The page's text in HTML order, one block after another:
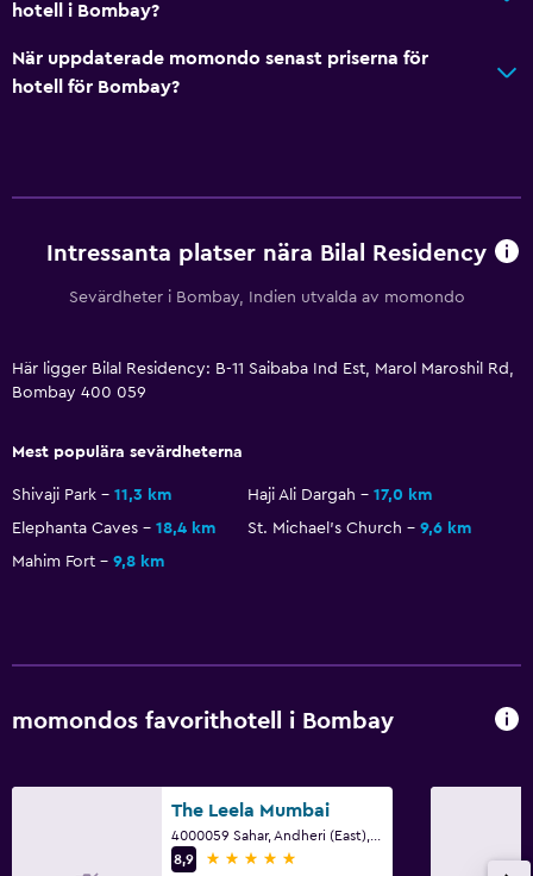
hotell i Bombay?
När uppdaterade momondo senast priserna för
hotell för Bombay?
Intressanta platser nära Bilal Residency
Sevärdheter i Bombay, Indien utvalda av momondo
Här ligger Bilal Residency: B-11 Saibaba Ind Est, Marol Maroshil Rd,
Bombay 400 059
Mest populära sevärdheterna
Shivaji Park 11,3 km Haji Ali Dargah
17,0 km
Elephanta Caves
18,4 km St. Michael's Church
9,6 km
Mahim Fort
9,8 km
momondos favorithotell i Bombay
The Leela Mumbai
8,9
5 stjärnor